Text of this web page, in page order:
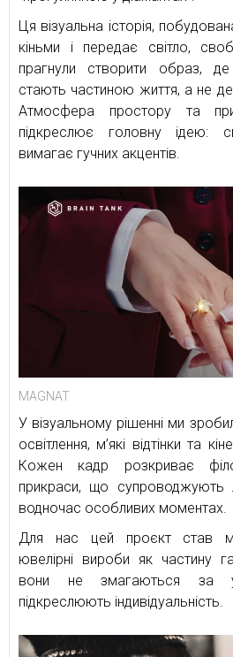
Ця візуальна історія,
кіньми і передає світло,
прагнули створити образ, де
стають частиною життя, а не
Атмосфера простору та
підкреслює головну ідею:
вимагає гучних акцентів.
MAGNAT
У візуальному рішенні ми
освітлення, м’які відтінки та
Кожен кадр розкриває
прикраси, що супроводжують
водночас особливих моментах.
Для нас цей проєкт став
ювелірні вироби як частину
вони не змагаються за
підкреслюють індивідуальність.